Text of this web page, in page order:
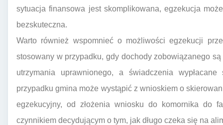
sytuacja finansowa jest skomplikowana, egzekucja
bezskuteczna.
Warto również wspomnieć o możliwości egzekucji
stosowany w przypadku, gdy dochody zobowiązanego
utrzymania uprawnionego, a świadczenia
przypadku gmina może wystąpić z wnioskiem o
egzekucyjny, od złożenia wniosku do komornika do
czynnikiem decydującym o tym, jak długo czeka się na